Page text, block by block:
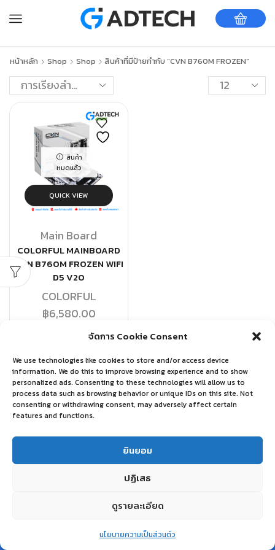
จัดการ Cookie Consent
We use technologies like cookies to store and/or access device
information. We do this to improve browsing experience and to show
personalized ads. Consenting to these technologies will allow us to
process data such as browsing behavior or unique IDs on this site. Not
consenting or withdrawing consent, may adversely affect certain
features and functions.
ยินยอม
ปฏิเสธ
ดูรายละเอียด
นโยบายความเป็นส่วนตัว
หน้าหลัก Shop Shop สินค้าที่มีป้ายกำกับ “CVN B760M FROZEN”
สินค้า
หมดแล้ว
QUICK VIEW
Main Board
COLORFUL MAINBOARD
CVN B760M FROZEN WIFI
D5 V20
COLORFUL
฿6,580.00
Wishlist